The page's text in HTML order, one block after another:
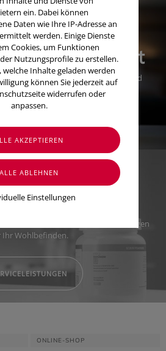
ein. Dabei können
Daten wie Ihre IP-Adresse an
werden. Einige Dienste
Cookies, um Funktionen
Nutzungsprofile zu erstellen.
welche Inhalte geladen werden
können Sie jederzeit auf
widerrufen oder
anpassen.
Einstellungen
& Nachtdienst
Bereitschaftsdienstzeiten und
Öffnungszeiten.
Service
bietet umfassende Serviceleistungen
Ihr Wohlbefinden.
ONLINE-SHOP